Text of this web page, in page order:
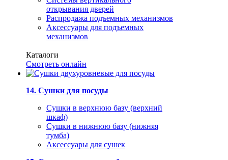
открывания дверей
Распродажа подъемных механизмов
Аксессуары для подъемных
механизмов
Каталоги
Смотреть онлайн
14. Сушки для посуды
Сушки в верхнюю базу (верхний
шкаф)
Сушки в нижнюю базу (нижняя
тумба)
Аксессуары для сушек